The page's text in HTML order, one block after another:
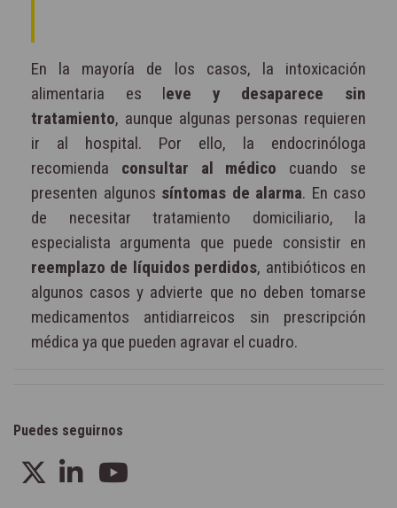
En la mayoría de los casos, la intoxicación
alimentaria es leve y desaparece sin
tratamiento, aunque algunas personas requieren
ir al hospital. Por ello, la endocrinóloga
recomienda consultar al médico cuando se
presenten algunos síntomas de alarma. En caso
de necesitar tratamiento domiciliario, la
especialista argumenta que puede consistir en
reemplazo de líquidos perdidos, antibióticos en
algunos casos y advierte que no deben tomarse
medicamentos antidiarreicos sin prescripción
médica ya que pueden agravar el cuadro.
Puedes seguirnos